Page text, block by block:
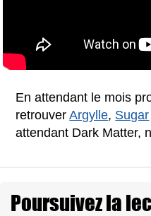
En attendant le mois
retrouverArgylle, Sugar
attendant Dark Matter,
Poursuivez la